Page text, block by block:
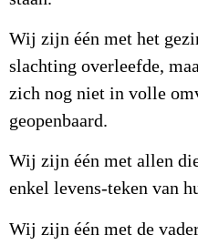
Wij zijn één met het
slachting overleefde,
zich nog niet in volle
geopenbaard.
Wij zijn één met allen
enkel levens-teken van
Wij zijn één met de